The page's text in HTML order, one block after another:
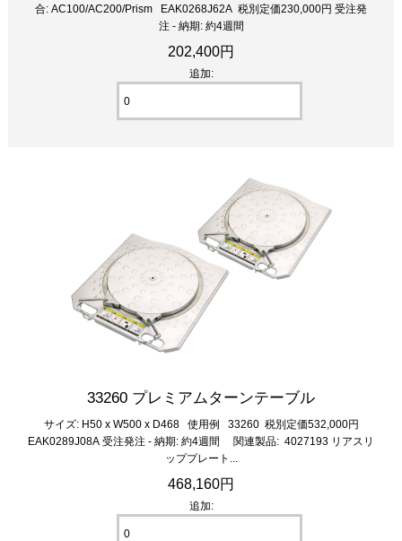
合: AC100/AC200/Prism EAK0268J62A 税別定価230,000円 受注発
注 - 納期: 約4週間
202,400円
追加:
33260 プレミアムターンテーブル
サイズ: H50 x W500 x D468 使用例 33260 税別定価532,000円
EAK0289J08A 受注発注 - 納期: 約4週間 関連製品: 4027193 リアスリ
ッププレート...
468,160円
追加: